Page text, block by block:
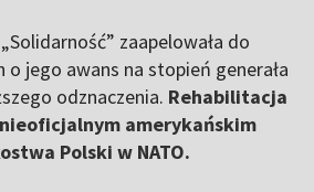
zaapelowała do
o jego awans na stopień generała
odznaczenia. Rehabilitacja
amerykańskim
Polski w NATO.